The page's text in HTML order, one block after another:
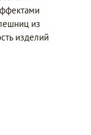
из
изделий